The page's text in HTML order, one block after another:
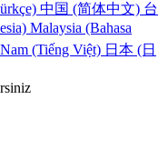
中国 (简体中文) 台
Malaysia (Bahasa
(Tiếng Việt) 日本 (日